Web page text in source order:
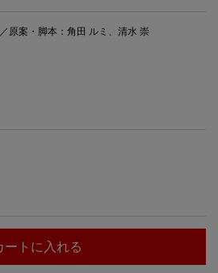
原案・脚本：角田 ルミ、清水 崇
ートに入れる